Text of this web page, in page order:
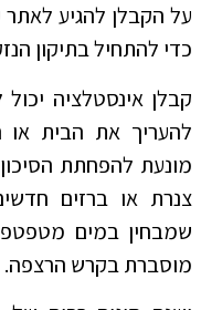
על הקבלן להגיע לאתר
כדי להתחיל בתיקון
קבלן אינסטלציה
להעריך את הבית
מונעת להפחתת
צנרת או ברזים
שמבחין במים
מוסברת בקרש הרצפה.